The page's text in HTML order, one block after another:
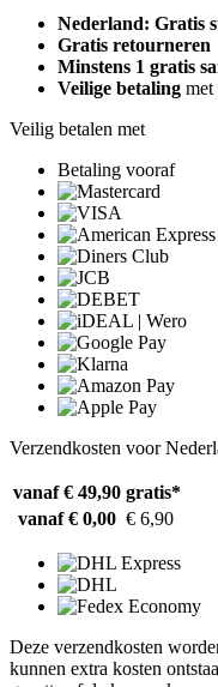
Nederland: Gratis
Gratis retourneren
Minstens 1 gratis
Veilige betaling met
Veilig betalen met
Betaling vooraf
Verzendkosten voor
vanaf € 49,90 gratis*
vanaf € 0,00 € 6,90
Deze verzendkosten
kunnen extra kosten